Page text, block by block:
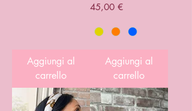
Aggiungi al
carrello
Prezzo
45,00 €
Aggiungi al
carrello